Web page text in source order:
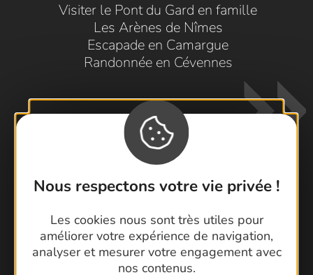
Nous respectons votre vie privée !
Les cookies nous sont très utiles pour
améliorer votre expérience de navigation,
analyser et mesurer votre engagement avec
nos contenus.
Visiter le Pont du Gard en famille
Les Arènes de Nîmes
Escapade en Camargue
Randonnée en Cévennes
Foire aux questions
Brochures
Cartoguides et Topoguides